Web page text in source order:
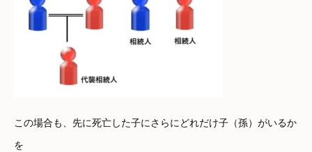
この場合も、先に死亡した子にさらにどれだけ子（孫）がいるか
を